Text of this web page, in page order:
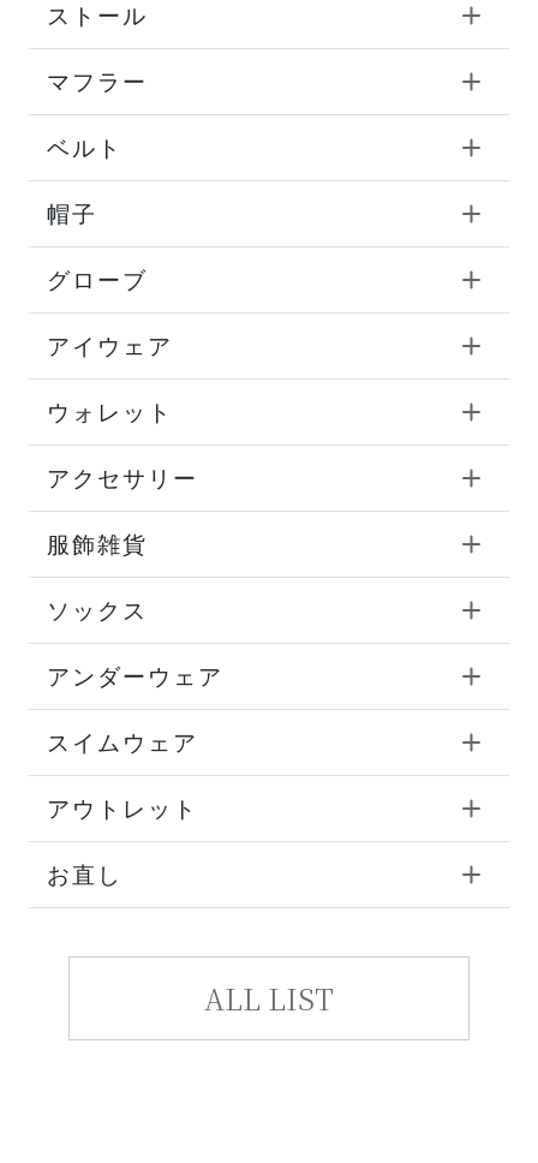
ストール
マフラー
ベルト
帽子
グローブ
アイウェア
ウォレット
アクセサリー
服飾雑貨
ソックス
アンダーウェア
スイムウェア
アウトレット
お直し
ALL LIST